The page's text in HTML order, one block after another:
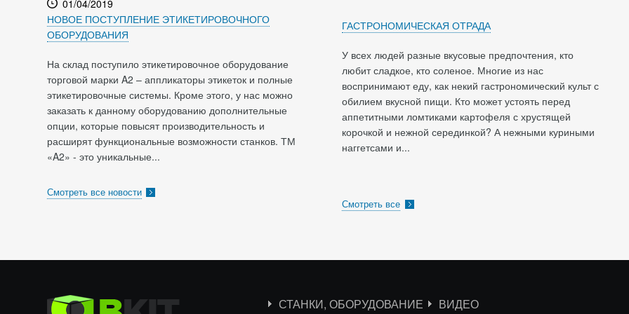
01/04/2019
НОВОЕ ПОСТУПЛЕНИЕ ЭТИКЕТИРОВОЧНОГО
ОБОРУДОВАНИЯ
На склад поступило этикетировочное оборудование
торговой марки A2 – аппликаторы этикеток и полные
этикетировочные системы. Кроме этого, у нас можно
заказать к данному оборудованию дополнительные
опции, которые повысят производительность и
расширят функциональные возможности станков. ТМ
«A2» - это уникальные...
Смотреть все новости
ГАСТРОНОМИЧЕСКАЯ ОТРАДА
У всех людей разные вкусовые предпочтения, кто
любит сладкое, кто соленое. Многие из нас
воспринимают еду, как некий гастрономический культ с
обилием вкусной пищи. Кто может устоять перед
аппетитными ломтиками картофеля с хрустящей
корочкой и нежной серединкой? А нежными куриными
наггетсами и...
Смотреть все
СТАНКИ, ОБОРУДОВАНИЕ ВИДЕО